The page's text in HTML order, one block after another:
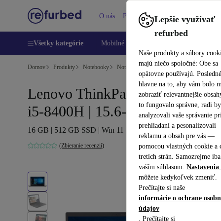
Lepšie využívať
refurbed
Naše produkty a súbory
majú niečo spoločné: Obe sa
opätovne používajú. Posledné
hlavne na to, aby vám bolo
zobraziť relevantnejšie
to fungovalo správne, radi
analyzovali vaše správanie
prehliadaní a pesonalizovali
reklamu a obsah pre vás —
pomocou vlastných cookie a
tretích strán. Samozrejme
vaším súhlasom. Nastavenia
môžete kedykoľvek zmeniť.
Prečítajte si naše
informácie o ochrane
údajov
. Prečítajte si
O nás Pomoc
Všetky kategórie Mobilné telefóny
Domov Produkty Notebooky Notebooky Lenovo
Lenovo ThinkPad X1 Extreme |
i5-8400H | 15.6-palcový
16 GB | 512 GB SSD | Win 11 Pro | US
(Zbieranie recenzií)